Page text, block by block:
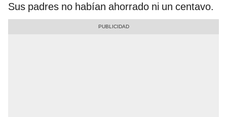
Sus padres no habían ahorrado ni un centavo.